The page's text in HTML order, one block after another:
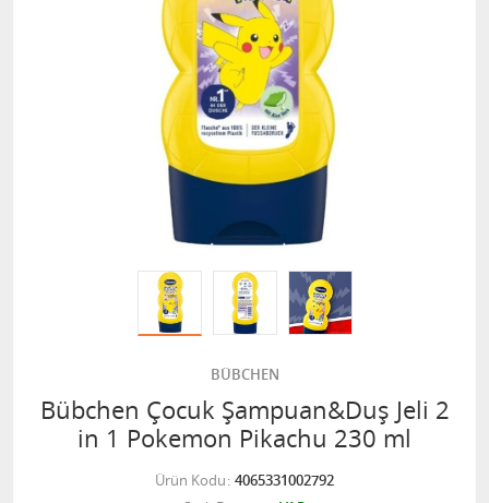
BÜBCHEN
Bübchen Çocuk Şampuan&Duş Jeli 2
in 1 Pokemon Pikachu 230 ml
Ürün Kodu 4065331002792